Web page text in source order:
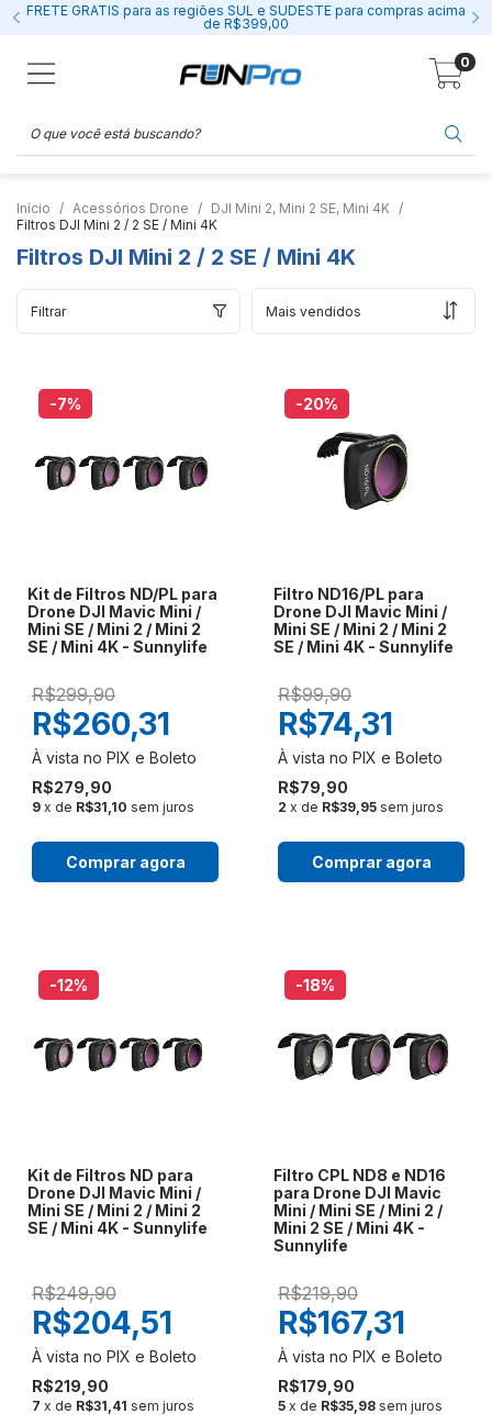
FRETE GRÁTIS para as regiões SUL e SUDESTE para compras acima
de R$399,00
0
Início Acessórios Drone
DJI Mini 2, Mini 2 SE, Mini 4K
Filtros DJI Mini 2 / 2 SE / Mini 4K
Filtros DJI Mini 2 / 2 SE / Mini 4K
Filtrar
-7%
Kit de Filtros ND/PL para
Drone DJI Mavic Mini /
Mini SE / Mini 2 / Mini 2
SE / Mini 4K - Sunnylife
R$299,90
R$279,90
R$260,31
9 x de R$31,10 sem juros
Comprar agora
-20%
Filtro ND16/PL para
Drone DJI Mavic Mini /
Mini SE / Mini 2 / Mini 2
SE / Mini 4K - Sunnylife
R$99,90
R$79,90
R$74,31
2 x de R$39,95 sem juros
Comprar agora
-12%
Kit de Filtros ND para
Drone DJI Mavic Mini /
Mini SE / Mini 2 / Mini 2
SE / Mini 4K - Sunnylife
R$249,90
R$219,90
R$204,51
7 x de R$31,41 sem juros
-18%
Filtro CPL ND8 e ND16
para Drone DJI Mavic
Mini / Mini SE / Mini 2 /
Mini 2 SE / Mini 4K -
Sunnylife
R$219,90
R$179,90
R$167,31
5 x de R$35,98 sem juros